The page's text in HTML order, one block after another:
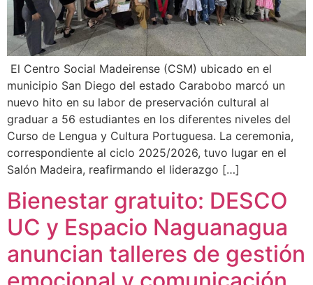
El Centro Social Madeirense (CSM) ubicado en el
municipio San Diego del estado Carabobo marcó un
nuevo hito en su labor de preservación cultural al
graduar a 56 estudiantes en los diferentes niveles del
Curso de Lengua y Cultura Portuguesa. La ceremonia,
correspondiente al ciclo 2025/2026, tuvo lugar en el
Salón Madeira, reafirmando el liderazgo […]
Bienestar gratuito: DESCO
UC y Espacio Naguanagua
anuncian talleres de gestión